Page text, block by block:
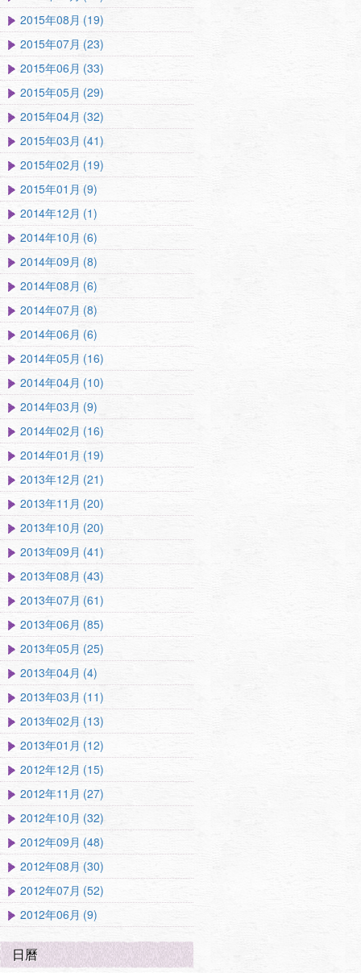
2015年08月 (19)
2015年07月 (23)
2015年06月 (33)
2015年05月 (29)
2015年04月 (32)
2015年03月 (41)
2015年02月 (19)
2015年01月 (9)
2014年12月 (1)
2014年10月 (6)
2014年09月 (8)
2014年08月 (6)
2014年07月 (8)
2014年06月 (6)
2014年05月 (16)
2014年04月 (10)
2014年03月 (9)
2014年02月 (16)
2014年01月 (19)
2013年12月 (21)
2013年11月 (20)
2013年10月 (20)
2013年09月 (41)
2013年08月 (43)
2013年07月 (61)
2013年06月 (85)
2013年05月 (25)
2013年04月 (4)
2013年03月 (11)
2013年02月 (13)
2013年01月 (12)
2012年12月 (15)
2012年11月 (27)
2012年10月 (32)
2012年09月 (48)
2012年08月 (30)
2012年07月 (52)
2012年06月 (9)
日曆